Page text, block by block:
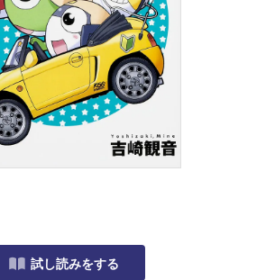
試し読みをする